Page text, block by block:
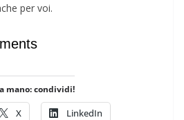
per voi.
mano: condividi!
X LinkedIn